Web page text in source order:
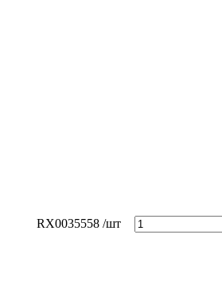
RX0035558 /шт